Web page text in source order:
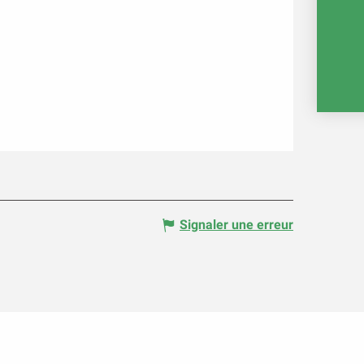
Signaler une erreur